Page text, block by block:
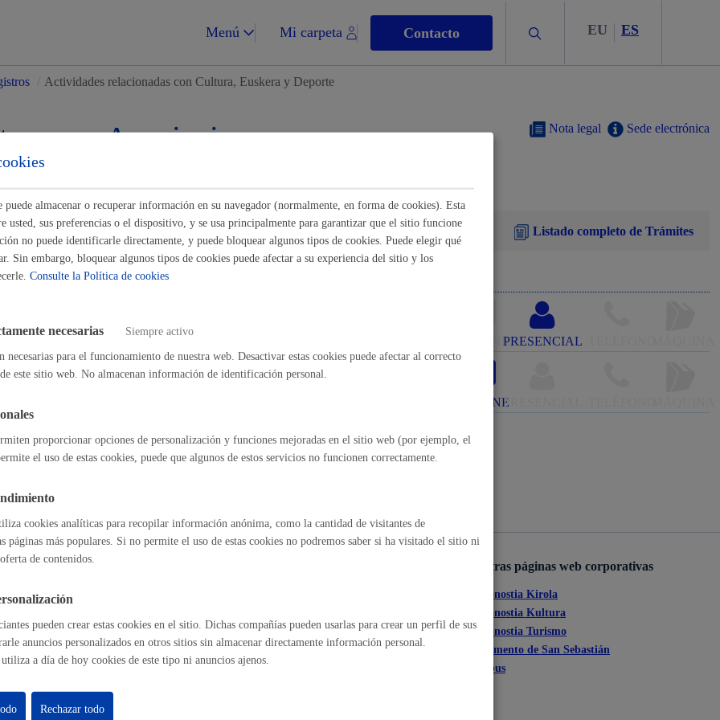
Menú Mi carpeta Contacto Buscar EU ES
Impuestos y multas
Espacio público, residuos y medioambiente
Actividades relacionadas con Cultura, Euskera y Deporte
para Asociaciones-
Sede electrónica
Nota legal
Buscar Listado completo de Trámites
relacionadas con Cultura, Euskera y Deporte
ONLINEPRESENCIAL
conciertos escolares
ONLINEPRESENCIAL
índice Volver atrás
Sede electrónica
Mapas - GeoDonostia
Otras páginas web corporativas
Donostia Kirola
Donostia Kultura
Donostia Turismo
Fomento de San Sebastián
Dbus
almacenar o recuperar información en su navegador (normalmente, en forma de cookies). Esta
usted, sus preferencias o el dispositivo, y se usa principalmente para garantizar que el sitio funcione
no puede identificarle directamente, y puede bloquear algunos tipos de cookies. Puede elegir qué
Sin embargo, bloquear algunos tipos de cookies puede afectar a su experiencia del sitio y los
Consulte la Política de cookies
necesarias Siempre activo
necesarias para el funcionamiento de nuestra web. Desactivar estas cookies puede afectar al correcto
este sitio web. No almacenan información de identificación personal.
proporcionar opciones de personalización y funciones mejoradas en el sitio web (por ejemplo, el
el uso de estas cookies, puede que algunos de estos servicios no funcionen correctamente.
cookies analíticas para recopilar información anónima, como la cantidad de visitantes de
páginas más populares. Si no permite el uso de estas cookies no podremos saber si ha visitado el sitio ni
de contenidos.
pueden crear estas cookies en el sitio. Dichas compañías pueden usarlas para crear un perfil de sus
anuncios personalizados en otros sitios sin almacenar directamente información personal.
a día de hoy cookies de este tipo ni anuncios ajenos.
Rechazar todo